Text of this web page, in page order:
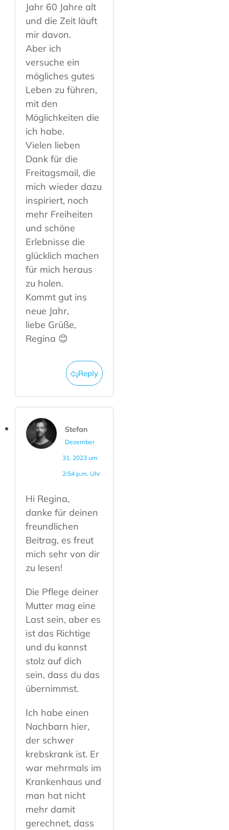
Jahr 60 Jahre alt
und die Zeit läuft
mir davon.
Aber ich
versuche ein
mögliches gutes
Leben zu führen,
mit den
Möglichkeiten die
ich habe.
Vielen lieben
Dank für die
Freitagsmail, die
mich wieder dazu
inspiriert, noch
mehr Freiheiten
und schöne
Erlebnisse die
glücklich machen
für mich heraus
zu holen.
Kommt gut ins
neue Jahr,
liebe Grüße,
Regina 😊
Reply
Stefan
Dezember
31, 2023 um
2:54 p.m. Uhr
Hi Regina,
danke für deinen
freundlichen
Beitrag, es freut
mich sehr von dir
zu lesen!
Die Pflege deiner
Mutter mag eine
Last sein, aber es
ist das Richtige
und du kannst
stolz auf dich
sein, dass du das
übernimmst.
Ich habe einen
Nachbarn hier,
der schwer
krebskrank ist. Er
war mehrmals im
Krankenhaus und
man hat nicht
mehr damit
gerechnet, dass